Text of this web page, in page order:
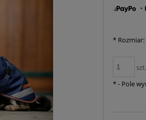
* Rozmiar:
szt.
*- Pole